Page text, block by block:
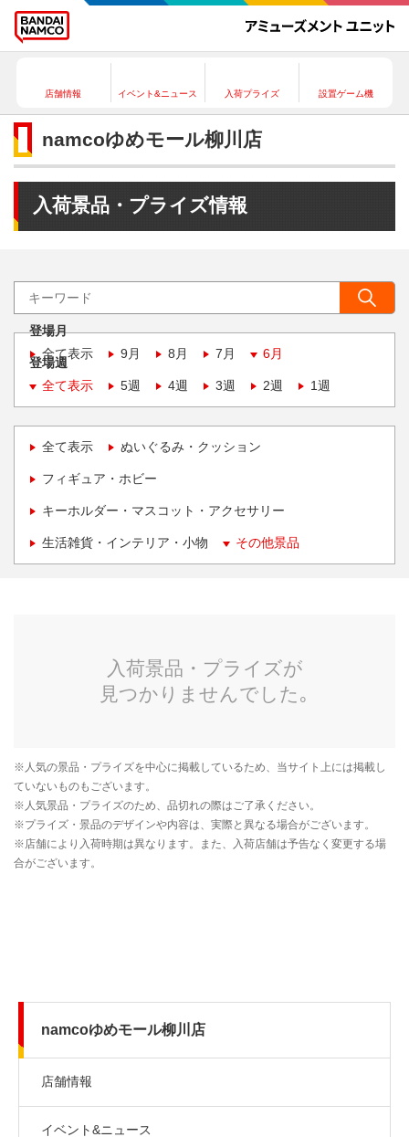
店舗情報 イベント&ニュース 入荷プライズ 設置ゲーム機
namcoゆめモール柳川店
入荷景品・プライズ情報
登場月
全て表示
9月 8月 7月 6月
登場週
全て表示
5週 4週 3週 2週 1週
全て表示 ぬいぐるみ・クッション
フィギュア・ホビー
キーホルダー・マスコット・アクセサリー
生活雑貨・インテリア・小物 その他景品
namcoゆめモール柳川店
店舗情報
イベント&ニュース